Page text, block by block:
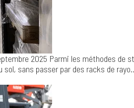
2025 Parmi les méthodes de
sans passer par des racks de